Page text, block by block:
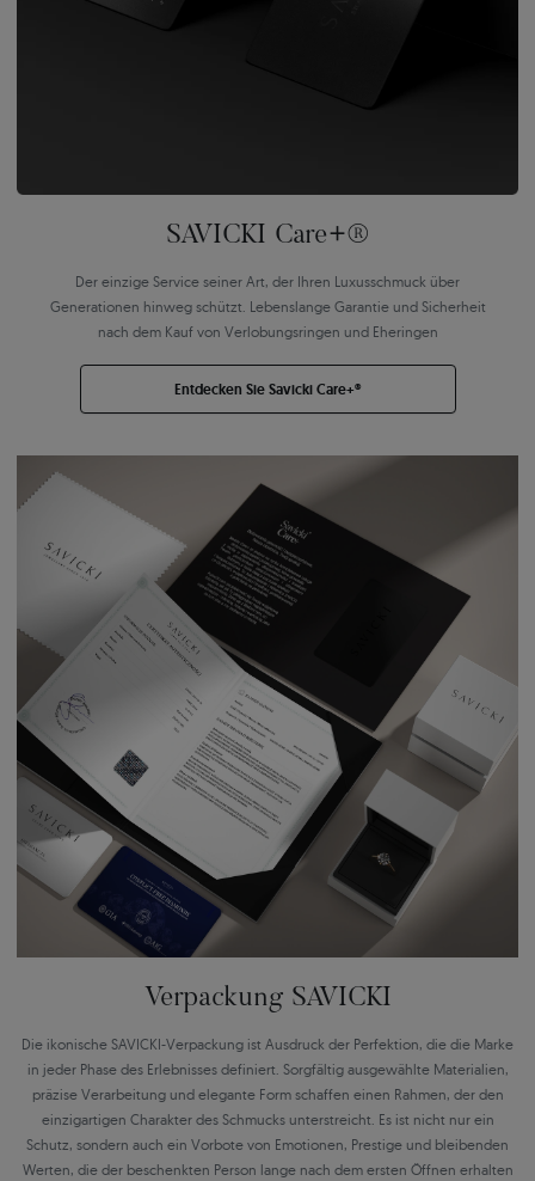
SAVICKI Care+®
Der einzige Service seiner Art, der Ihren Luxusschmuck über
Generationen hinweg schützt. Lebenslange Garantie und Sicherheit
nach dem Kauf von Verlobungsringen und Eheringen
Entdecken Sie Savicki Care+®
Verpackung SAVICKI
Die ikonische SAVICKI-Verpackung ist Ausdruck der Perfektion, die die Marke
in jeder Phase des Erlebnisses definiert. Sorgfältig ausgewählte Materialien,
präzise Verarbeitung und elegante Form schaffen einen Rahmen, der den
einzigartigen Charakter des Schmucks unterstreicht. Es ist nicht nur ein
Schutz, sondern auch ein Vorbote von Emotionen, Prestige und bleibenden
Werten, die der beschenkten Person lange nach dem ersten Öffnen erhalten